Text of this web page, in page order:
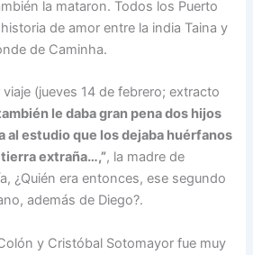
la mataron. Todos los Puerto
de amor entre la india Taina y
de Caminha.
(jueves 14 de febrero; extracto
le daba gran pena dos hijos
al estudio que los dejaba huérfanos
extraña…,”, la madre de
¿Quién era entonces, ese segundo
además de Diego?.
y Cristóbal Sotomayor fue muy